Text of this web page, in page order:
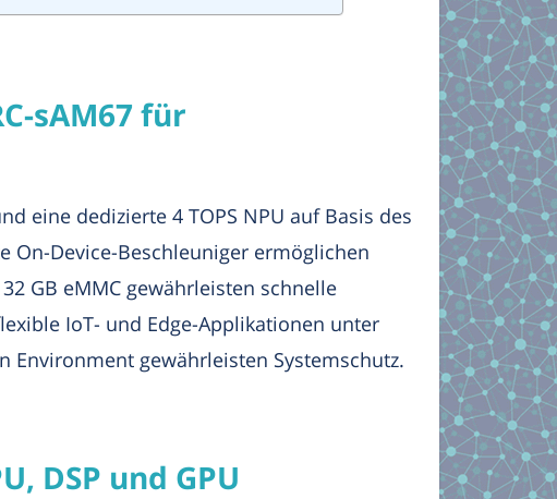
sAM67 für
eine dedizierte 4 TOPS NPU auf Basis des
On-Device-Beschleuniger ermöglichen
GB eMMC gewährleisten schnelle
IoT- und Edge-Applikationen unter
Environment gewährleisten Systemschutz.
DSP und GPU